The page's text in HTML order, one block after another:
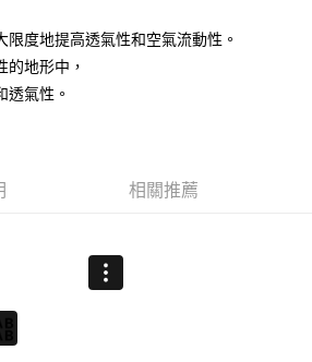
往確認交易或遇審核未通過，訂單將自動取
狀況，表示未達大哥付你分期系統評分，恕無
「大哥付你分期」於每月結算日後寄送繳費提
付你分期」之契約關係目的，商店將以您的個人
址）提供予台灣大哥大進項蒐集、處理及利用，
以下連結：
需綁卡、不需儲值。
簡訊認證，即可結帳。
務後，再付款。
流程】
式進行付款，方視為交易完成。
先享後付 」之結帳頁面顯示為準，若有關於
消欲退款等相關疑問，請聯繫「AFTEE先享後付
support/home
含以上)免運費
度地提高透氣性和空氣流動性。
的地形中，
透氣性。
相關推薦